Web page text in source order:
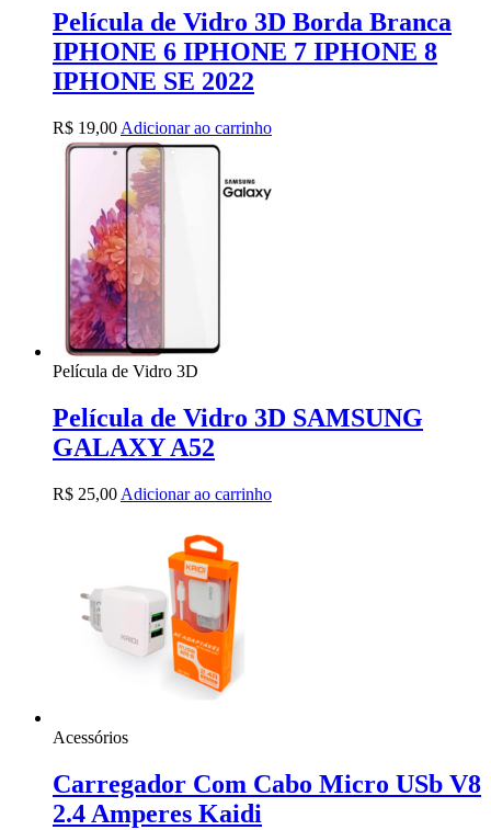
Película de Vidro 3D Borda Branca
IPHONE 6 IPHONE 7 IPHONE 8
IPHONE SE 2022
R$ 19,00 Adicionar ao carrinho
Película de Vidro 3D
Película de Vidro 3D SAMSUNG
GALAXY A52
R$ 25,00 Adicionar ao carrinho
Acessórios
Carregador Com Cabo Micro USb V8
2.4 Amperes Kaidi